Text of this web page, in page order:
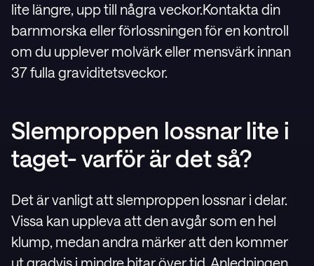
lite längre, upp till några veckor.Kontakta din
barnmorska eller förlossningen för en kontroll
om du upplever molvärk eller mensvärk innan
37 fulla graviditetsveckor.
Slemproppen lossnar lite i
taget- varför är det så?
Det är vanligt att slemproppen lossnar i delar.
Vissa kan uppleva att den avgår som en hel
klump, medan andra märker att den kommer
ut gradvis i mindre bitar över tid. Anledningen